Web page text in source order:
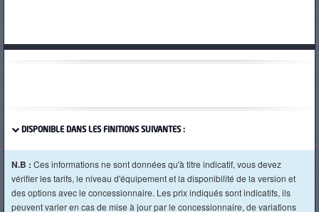
DISPONIBLE DANS LES FINITIONS SUIVANTES :
N.B : Ces informations ne sont données qu'à titre indicatif, vous devez
vérifier les tarifs, le niveau d'équipement et la disponibilité de la version et
des options avec le concessionnaire. Les prix indiqués sont indicatifs, ils
peuvent varier en cas de mise à jour par le concessionnaire, de variations